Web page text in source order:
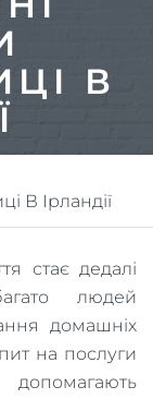
В
В Ірландії
стає дедалі
людей
домашніх
на послуги
допомагають